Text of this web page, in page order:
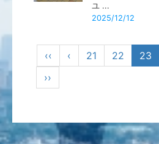
ユ ...
2025/12/12
‹‹ ‹ 21 22 23
››